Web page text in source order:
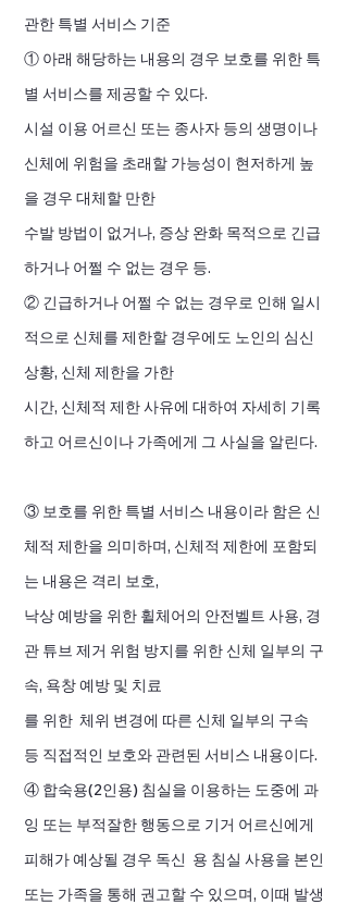
관한 특별 서비스 기준
① 아래 해당하는 내용의 경우 보호를 위한 특
별 서비스를 제공할 수 있다.
시설 이용 어르신 또는 종사자 등의 생명이나
신체에 위험을 초래할 가능성이 현저하게 높
을 경우 대체할 만한
수발 방법이 없거나, 증상 완화 목적으로 긴급
하거나 어쩔 수 없는 경우 등.
② 긴급하거나 어쩔 수 없는 경우로 인해 일시
적으로 신체를 제한할 경우에도 노인의 심신
상황, 신체 제한을 가한
시간, 신체적 제한 사유에 대하여 자세히 기록
하고 어르신이나 가족에게 그 사실을 알린다.
③ 보호를 위한 특별 서비스 내용이라 함은 신
체적 제한을 의미하며, 신체적 제한에 포함되
는 내용은 격리 보호,
낙상 예방을 위한 휠체어의 안전벨트 사용, 경
관 튜브 제거 위험 방지를 위한 신체 일부의 구
속, 욕창 예방 및 치료
를 위한 체위 변경에 따른 신체 일부의 구속
등 직접적인 보호와 관련된 서비스 내용이다.
④ 합숙용(2인용) 침실을 이용하는 도중에 과
잉 또는 부적잘한 행동으로 기거 어르신에게
피해가 예상될 경우 독신 용 침실 사용을 본인
또는 가족을 통해 권고할 수 있으며, 이때 발생